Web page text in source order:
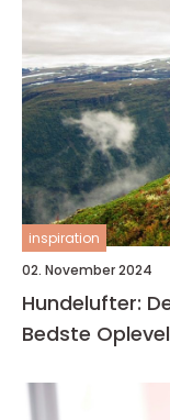
inspiration
02. November 2024
Hundelufter:
Bedste